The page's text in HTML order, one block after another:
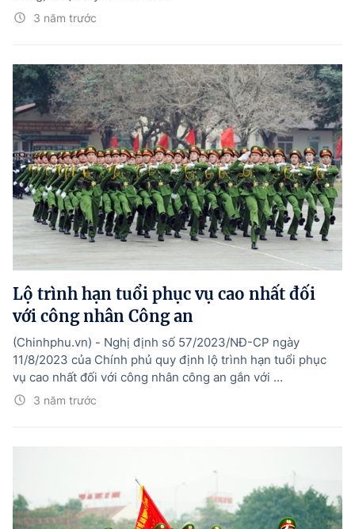
3 năm trước
Lộ trình hạn tuổi phục vụ cao nhất đối
với công nhân Công an
3 năm trước
(Chinhphu.vn) - Nghị định số 57/2023/NĐ-CP ngày
11/8/2023 của Chính phủ quy định lộ trình hạn tuổi phục
vụ cao nhất đối với công nhân công an gắn với ...